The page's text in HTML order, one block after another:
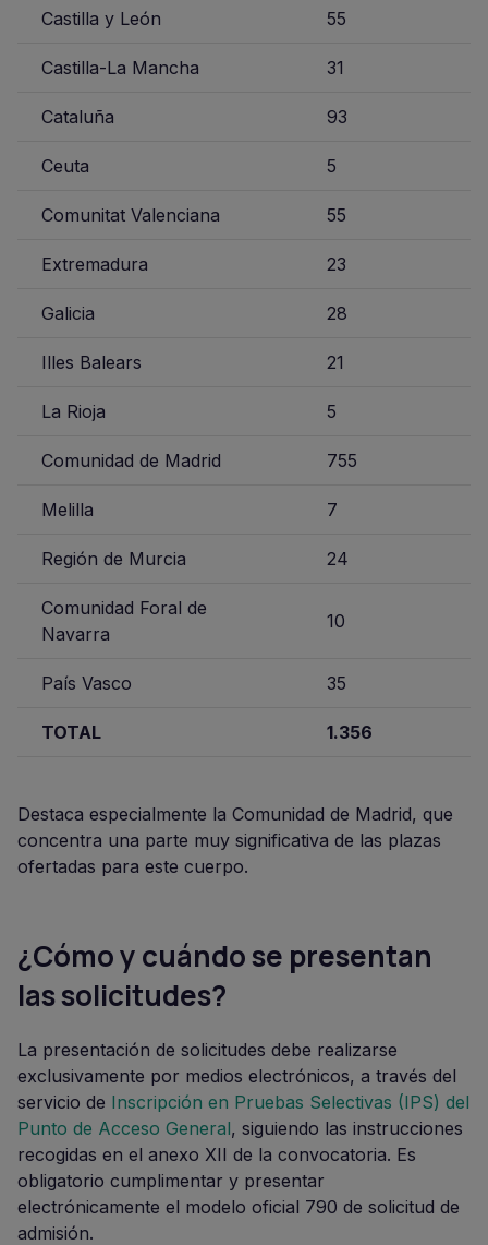
Castilla y León 55
Castilla-La Mancha 31
Cataluña 93
Ceuta 5
Comunitat Valenciana 55
Extremadura 23
Galicia 28
Illes Balears 21
La Rioja 5
Comunidad de Madrid 755
Melilla 7
Región de Murcia 24
Comunidad Foral de
Navarra
10
País Vasco 35
TOTAL 1.356
Destaca especialmente la Comunidad de Madrid, que
concentra una parte muy significativa de las plazas
ofertadas para este cuerpo.
¿Cómo y cuándo se presentan
las solicitudes?
La presentación de solicitudes debe realizarse
exclusivamente por medios electrónicos, a través del
servicio de Inscripción en Pruebas Selectivas (IPS) del
Punto de Acceso General, siguiendo las instrucciones
recogidas en el anexo XII de la convocatoria. Es
obligatorio cumplimentar y presentar
electrónicamente el modelo oficial 790 de solicitud de
admisión.